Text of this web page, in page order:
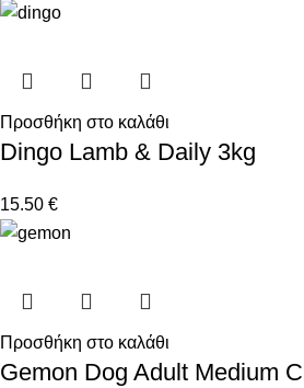
Προσθήκη στο καλάθι
Dingo Lamb & Daily 3kg
15.50 €
Προσθήκη στο καλάθι
Gemon Dog Adult Medium